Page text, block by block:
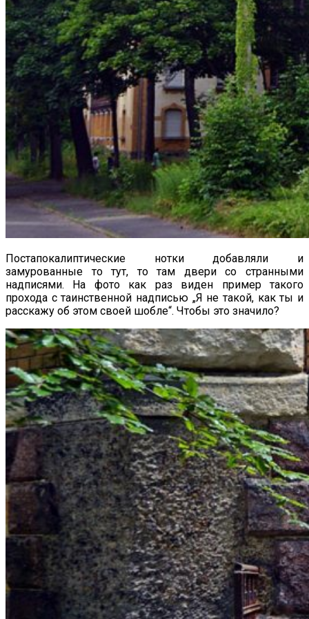
Постапокалиптические нотки добавляли и
замурованные то тут, то там двери со странными
надписями. На фото как раз виден пример такого
прохода с таинственной надписью „Я не такой, как ты и
расскажу об этом своей шобле“. Чтобы это значило?